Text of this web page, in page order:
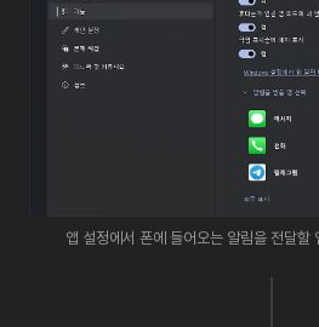
앱 설정에서 폰에 들어오는 알림을 전달할